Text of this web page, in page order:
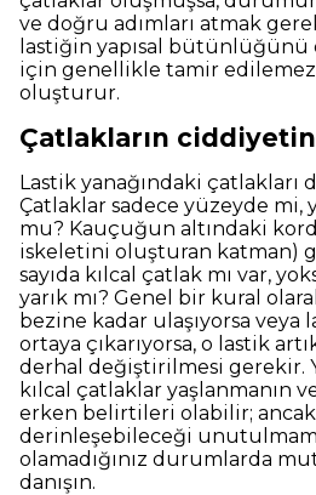
ve doğru adımları atmak
lastiğin yapısal
için genellikle tamir
oluşturur.
Çatlakların
Lastik yanağındaki çatlakları
Çatlaklar sadece yüzeyde mi,
mu? Kauçuğun altındaki
iskeletini oluşturan katman)
sayıda kılcal çatlak mı var,
yarık mı? Genel bir kural
bezine kadar ulaşıyorsa veya
ortaya çıkarıyorsa, o lastik
derhal değiştirilmesi gerekir.
kılcal çatlaklar yaşlanmanın
erken belirtileri olabilir; ancak
derinleşebileceği
olamadığınız durumlarda
danışın.